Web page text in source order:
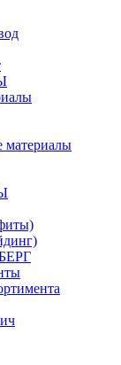
материалы